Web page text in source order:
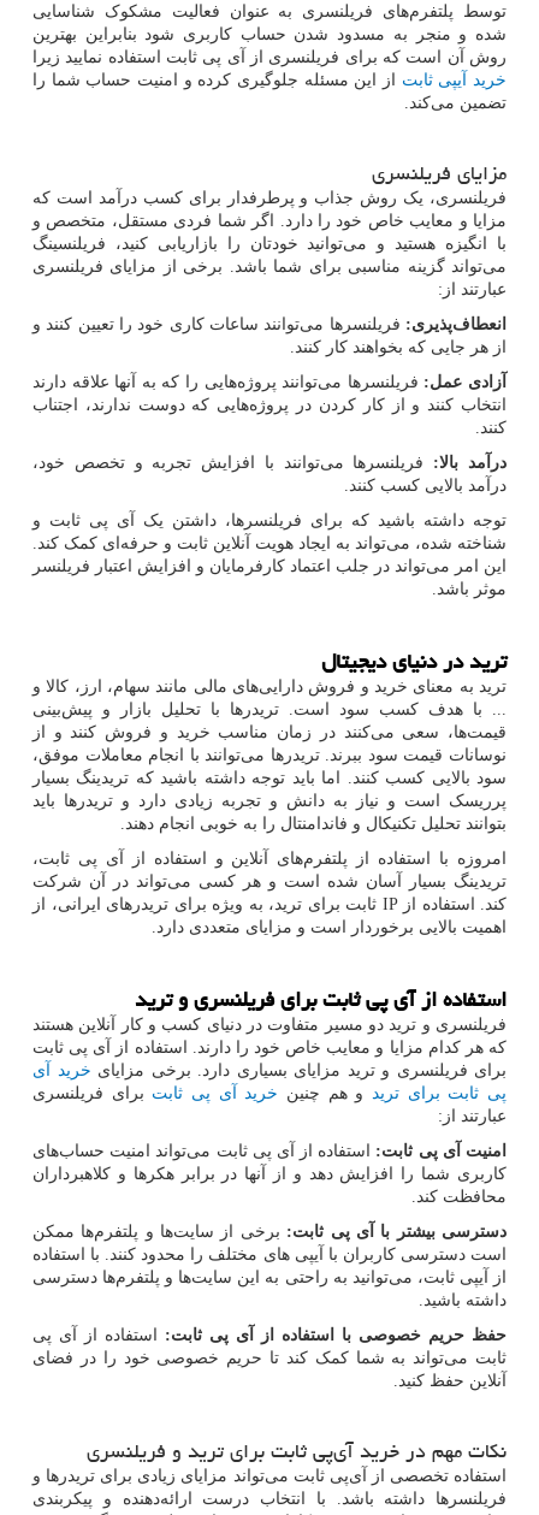
توسط پلتفرم‌های فریلنسری به عنوان فعالیت مشکوک شناسایی
شده و منجر به مسدود شدن حساب کاربری شود بنابراین بهترین
روش آن است که برای فریلنسری از آی پی ثابت استفاده نمایید زیرا
خرید آیپی ثابت از این مسئله جلوگیری کرده و امنیت حساب شما را
تضمین می‌کند.
مزایای فریلنسری
فریلنسری، یک روش جذاب و پرطرفدار برای کسب درآمد است که
مزایا و معایب خاص خود را دارد. اگر شما فردی مستقل، متخصص و
با انگیزه هستید و می‌توانید خودتان را بازاریابی کنید، فریلنسینگ
می‌تواند گزینه مناسبی برای شما باشد. برخی از مزایای فریلنسری
عبارتند از:
انعطاف‌پذیری: فریلنسرها می‌توانند ساعات کاری خود را تعیین کنند و
از هر جایی که بخواهند کار کنند.
آزادی عمل: فریلنسرها می‌توانند پروژه‌هایی را که به آنها علاقه دارند
انتخاب کنند و از کار کردن در پروژه‌هایی که دوست ندارند، اجتناب
کنند.
درآمد بالا: فریلنسرها می‌توانند با افزایش تجربه و تخصص خود،
درآمد بالایی کسب کنند.
توجه داشته باشید که برای فریلنسرها، داشتن یک آی پی ثابت و
شناخته شده، می‌تواند به ایجاد هویت آنلاین ثابت و حرفه‌ای کمک کند.
این امر می‌تواند در جلب اعتماد کارفرمایان و افزایش اعتبار فریلنسر
موثر باشد.
ترید در دنیای دیجیتال
ترید به معنای خرید و فروش دارایی‌های مالی مانند سهام، ارز، کالا و
... با هدف کسب سود است. تریدرها با تحلیل بازار و پیش‌بینی
قیمت‌ها، سعی می‌کنند در زمان مناسب خرید و فروش کنند و از
نوسانات قیمت سود ببرند. تریدرها می‌توانند با انجام معاملات موفق،
سود بالایی کسب کنند. اما باید توجه داشته باشید که تریدینگ بسیار
پرریسک است و نیاز به دانش و تجربه زیادی دارد و تریدرها باید
بتوانند تحلیل تکنیکال و فاندامنتال را به خوبی انجام دهند.
امروزه با استفاده از پلتفرم‌های آنلاین و استفاده از آی پی ثابت،
تریدینگ بسیار آسان شده است و هر کسی می‌تواند در آن شرکت
کند. استفاده ازIP ثابت برای ترید، به ویژه برای تریدرهای ایرانی، از
اهمیت بالایی برخوردار است و مزایای متعددی دارد.
استفاده از آی پی ثابت برای فریلنسری و ترید
فریلنسری و ترید دو مسیر متفاوت در دنیای کسب و کار آنلاین هستند
که هر کدام مزایا و معایب خاص خود را دارند. استفاده از آی پی ثابت
برای فریلنسری و ترید مزایای بسیاری دارد. برخی مزایای خرید آی
پی ثابت برای ترید
و هم چنین خرید آی پی ثابت برای فریلنسری
عبارتند از:
امنیت آی پی ثابت: استفاده از آی پی ثابت می‌تواند امنیت حساب‌های
کاربری شما را افزایش دهد و از آنها در برابر هکرها و کلاهبرداران
محافظت کند.
دسترسی بیشتر با آی پی ثابت: برخی از سایت‌ها و پلتفرم‌ها ممکن
است دسترسی کاربران با آیپی های مختلف را محدود کنند. با استفاده
از آیپی ثابت، می‌توانید به راحتی به این سایت‌ها و پلتفرم‌ها دسترسی
داشته باشید.
حفظ حریم خصوصی با استفاده از آی پی ثابت: استفاده از آی پی
ثابت می‌تواند به شما کمک کند تا حریم خصوصی خود را در فضای
آنلاین حفظ کنید.
نکات مهم در خرید آی‌پی ثابت برای ترید و فریلنسری
استفاده تخصصی از آی‌پی ثابت می‌تواند مزایای زیادی برای تریدرها و
فریلنسرها داشته باشد. با انتخاب درست ارائه‌دهنده و پیکربندی